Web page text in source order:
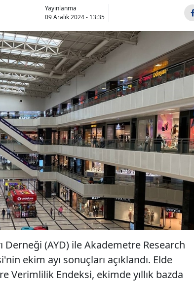
Yayınlanma
09 Aralık 2024 - 13:35
Derneği (AYD) ile Akademetre Research
ekim ayı sonuçları açıklandı. Elde
Verimlilik Endeksi, ekimde yıllık bazda